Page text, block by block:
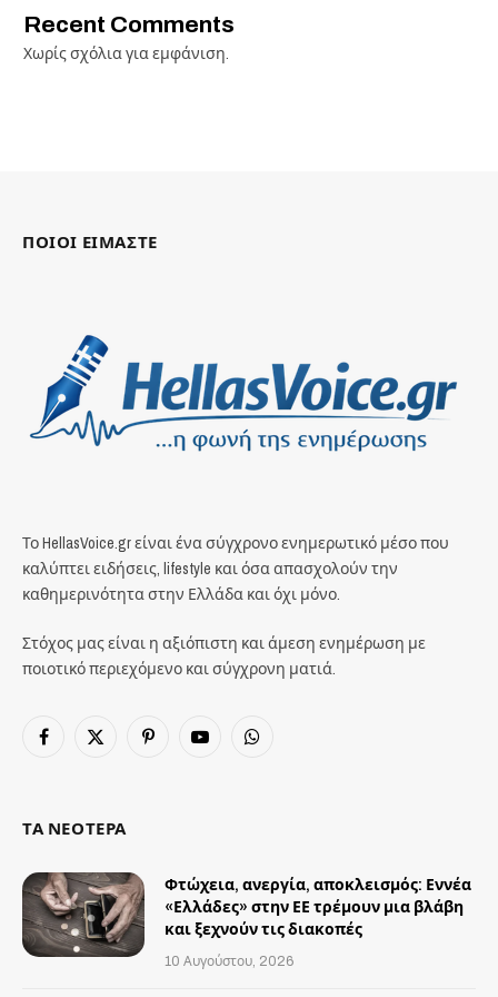
Recent Comments
Χωρίς σχόλια για εμφάνιση.
ΠΟΙΟΙ ΕΙΜΑΣΤΕ
Το HellasVoice.gr είναι ένα σύγχρονο ενημερωτικό μέσο που
καλύπτει ειδήσεις, lifestyle και όσα απασχολούν την
καθημερινότητα στην Ελλάδα και όχι μόνο.
Στόχος μας είναι η αξιόπιστη και άμεση ενημέρωση με
ποιοτικό περιεχόμενο και σύγχρονη ματιά.
Facebook
X
PinterestYouTubeWhatsApp
ΤΑ ΝΕΟΤΕΡΑ
Φτώχεια, ανεργία, αποκλεισμός: Εννέα
«Ελλάδες» στην ΕΕ τρέμουν μια βλάβη
και ξεχνούν τις διακοπές
10 Αυγούστου, 2026